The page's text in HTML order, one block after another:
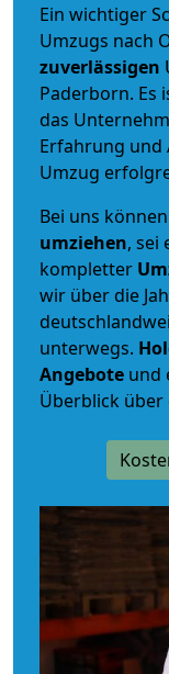
Ein wichtiger
Umzugs nach
zuverlässigen
Paderborn. Es
das
Erfahrung und
Umzug
Bei uns
umziehen, sei
kompletter
wir über die
unterwegs.
Angebote und
Überblick